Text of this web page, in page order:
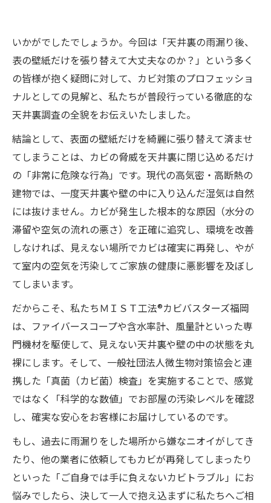
いかがでしたでしょうか。今回は「天井裏の雨漏り後、
表の壁紙だけを張り替えて大丈夫なのか？」という多く
の皆様が抱く疑問に対して、カビ対策のプロフェッショ
ナルとしての見解と、私たちが普段行っている徹底的な
天井裏調査の全貌をお伝えいたしました。
結論として、表面の壁紙だけを綺麗に張り替えて済ませ
てしまうことは、カビの脅威を天井裏に閉じ込めるだけ
の「非常に危険な行為」です。現代の高気密・高断熱の
建物では、一度天井裏や壁の中に入り込んだ湿気は自然
には抜けません。カビが発生した根本的な原因（水分の
滞留や空気の流れの悪さ）を正確に追究し、環境を改善
しなければ、見えない場所でカビは確実に再発し、やが
て室内の空気を汚染してご家族の健康に悪影響を及ぼし
てしまいます。
だからこそ、私たちＭＩＳＴ工法®カビバスターズ福岡
は、ファイバースコープや含水率計、風量計といった専
門機材を駆使して、見えない天井裏や壁の中の状態を丸
裸にします。そして、一般社団法人微生物対策協会と連
携した「真菌（カビ菌）検査」を実施することで、感覚
ではなく「科学的な数値」でお部屋の汚染レベルを確認
し、確実な安心をお客様にお届けしているのです。
もし、過去に雨漏りをした場所から嫌なニオイがしてき
たり、他の業者に依頼してもカビが再発してしまったり
といった「ご自身では手に負えないカビトラブル」にお
悩みでしたら、決して一人で抱え込まずに私たちへご相